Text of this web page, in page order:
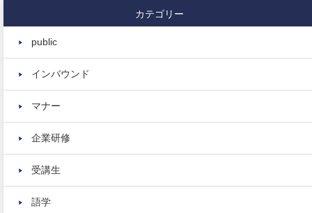
カテゴリー
public
インバウンド
マナー
企業研修
受講生
語学